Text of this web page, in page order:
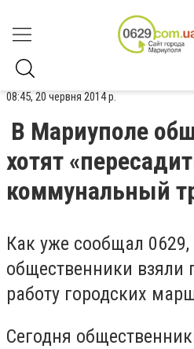
08:45, 20 червня 2014 р.
В Мариуполе
хотят
коммунальный
Как уже сообщал
общественники взяли
работу городских
Сегодня